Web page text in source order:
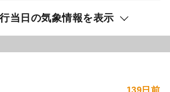
当日の気象情報を表示
139日前